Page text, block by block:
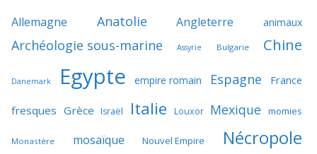
Allemagne Anatolie Angleterre animaux
Archéologie sous-marine Assyrie Bulgarie Chine
Danemark Egypte empire romain Espagne France
fresques Grèce Israël Italie Louxor Mexique momies
Monastère mosaïque Nouvel Empire Nécropole